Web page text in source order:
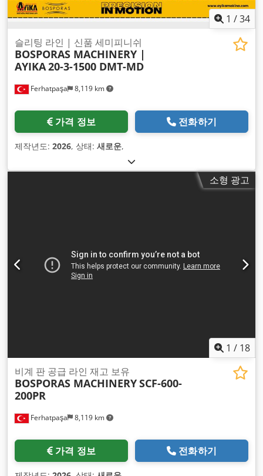
1 /34
Ferhatpaşa 8,119 km
슬리팅 라인 | 신품 세미피니쉬
BOSPORAS MACHINERY |
AYIKA20-3-1500 DMT-MD
가격 정보 전화하기
제작년도: 2026, 상태: 새로운,
소형 광고
1 / 18
Ferhatpaşa 8,119 km
비계 판 공급 라인 재고 보유
BOSPORAS MACHINERYSCF-600-
200PR
가격 정보 전화하기